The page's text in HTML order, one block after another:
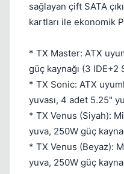
sağlayan çift SATA
kartları ile ekonomik
* TX Master: ATX
güç kaynağı (3 IDE+2
* TX Sonic: ATX
yuvası, 4 adet 5.25"
* TX Venus (Siyah):
yuva, 250W güç
* TX Venus (Beyaz):
yuva, 250W güç